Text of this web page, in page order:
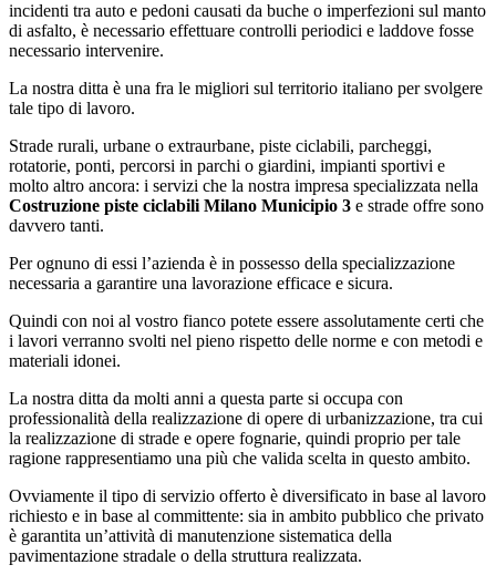
incidenti tra auto e pedoni causati da buche o imperfezioni sul manto
di asfalto, è necessario effettuare controlli periodici e laddove fosse
necessario intervenire.
La nostra ditta è una fra le migliori sul territorio italiano per svolgere
tale tipo di lavoro.
Strade rurali, urbane o extraurbane, piste ciclabili, parcheggi,
rotatorie, ponti, percorsi in parchi o giardini, impianti sportivi e
molto altro ancora: i servizi che la nostra impresa specializzata nella
Costruzione piste ciclabili Milano Municipio 3 e strade offre sono
davvero tanti.
Per ognuno di essi l’azienda è in possesso della specializzazione
necessaria a garantire una lavorazione efficace e sicura.
Quindi con noi al vostro fianco potete essere assolutamente certi che
i lavori verranno svolti nel pieno rispetto delle norme e con metodi e
materiali idonei.
La nostra ditta da molti anni a questa parte si occupa con
professionalità della realizzazione di opere di urbanizzazione, tra cui
la realizzazione di strade e opere fognarie, quindi proprio per tale
ragione rappresentiamo una più che valida scelta in questo ambito.
Ovviamente il tipo di servizio offerto è diversificato in base al lavoro
richiesto e in base al committente: sia in ambito pubblico che privato
è garantita un’attività di manutenzione sistematica della
pavimentazione stradale o della struttura realizzata.